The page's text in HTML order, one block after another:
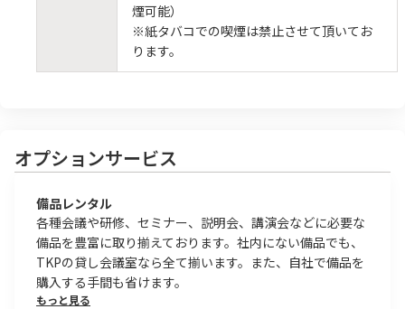
煙可能）
※紙タバコでの喫煙は禁止させて頂いてお
ります。
オプションサービス
備品レンタル
各種会議や研修、セミナー、説明会、講演会などに必要な
備品を豊富に取り揃えております。社内にない備品でも、
TKPの貸し会議室なら全て揃います。また、自社で備品を
購入する手間も省けます。
もっと見る